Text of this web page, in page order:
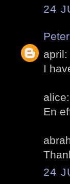
24
april:
I
alice:
En
24